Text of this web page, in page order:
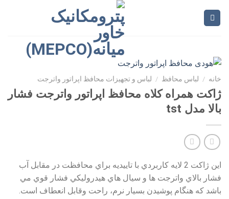
خانه / لباس محافظ / لباس و تجهیزات محافظ اپراتور واترجت
ژاکت همراه کلاه محافظ اپراتور واترجت فشار
بالا مدل tst
اين ژاكت 2 لايه كاربردي با تاييديه براي محافظت در مقابل آب
فشار بالاي واترجت ها و سيال هاي هيدروليكي فشار قوي مي
باشد كه هنگام پوشيدن بسيار نرم، راحت وقابل انعطاف است.